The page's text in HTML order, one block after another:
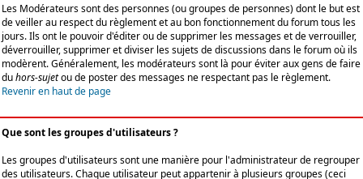
Les Modérateurs sont des personnes (ou groupes de personnes) dont le but est
de veiller au respect du règlement et au bon fonctionnement du forum tous les
jours. Ils ont le pouvoir d'éditer ou de supprimer les messages et de verrouiller,
déverrouiller, supprimer et diviser les sujets de discussions dans le forum où ils
modèrent. Généralement, les modérateurs sont là pour éviter aux gens de faire
duhors-sujetou de poster des messages ne respectant pas le règlement.
Revenir en haut de page
Que sont les groupes d'utilisateurs ?
Les groupes d'utilisateurs sont une manière pour l'administrateur de regrouper
des utilisateurs. Chaque utilisateur peut appartenir à plusieurs groupes (ceci